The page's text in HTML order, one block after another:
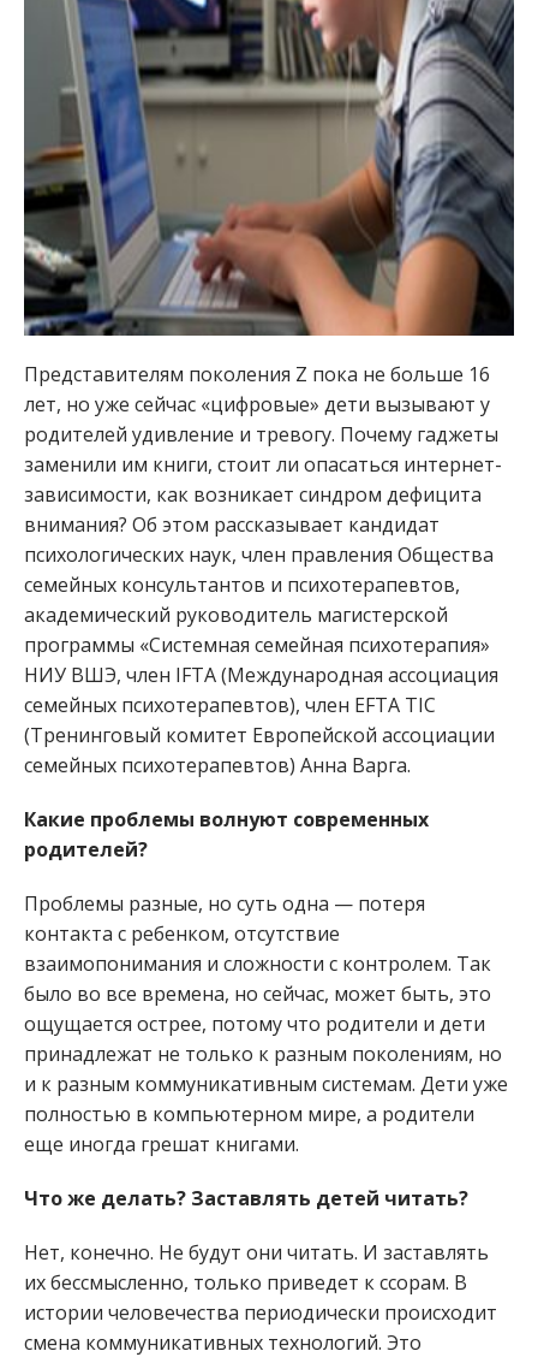
Представителям поколения Z пока не больше 16
лет, но уже сейчас «цифровые» дети вызывают у
родителей удивление и тревогу. Почему гаджеты
заменили им книги, стоит ли опасаться интернет-
зависимости, как возникает синдром дефицита
внимания? Об этом рассказывает кандидат
психологических наук, член правления Общества
семейных консультантов и психотерапевтов,
академический руководитель магистерской
программы «Системная семейная психотерапия»
НИУ ВШЭ, член IFTA (Международная ассоциация
семейных психотерапевтов), член EFTA TIC
(Тренинговый комитет Европейской ассоциации
семейных психотерапевтов) Анна Варга.
Какие проблемы волнуют современных
родителей?
Проблемы разные, но суть одна — потеря
контакта с ребенком, отсутствие
взаимопонимания и сложности с контролем. Так
было во все времена, но сейчас, может быть, это
ощущается острее, потому что родители и дети
принадлежат не только к разным поколениям, но
и к разным коммуникативным системам. Дети уже
полностью в компьютерном мире, а родители
еще иногда грешат книгами.
Что же делать? Заставлять детей читать?
Нет, конечно. Не будут они читать. И заставлять
их бессмысленно, только приведет к ссорам. В
истории человечества периодически происходит
смена коммуникативных технологий. Это